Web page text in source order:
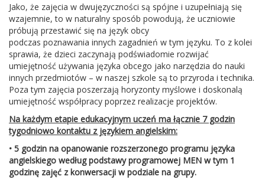
Jako, że zajęcia w dwujęzyczności są spójne i uzupełniają się
wzajemnie, to w naturalny sposób powodują, że uczniowie
próbują przestawić się na język obcy
podczas poznawania innych zagadnień w tym języku. To z kolei
sprawia, że dzieci zaczynają podświadomie rozwijać
umiejętność używania języka obcego jako narzędzia do nauki
innych przedmiotów – w naszej szkole są to przyroda i technika.
Poza tym zajęcia poszerzają horyzonty myślowe i doskonalą
umiejętność współpracy poprzez realizacje projektów.
Na każdym etapie edukacyjnym uczeń ma łącznie 7 godzin
tygodniowo kontaktu z językiem angielskim:
• 5 godzin na opanowanie rozszerzonego programu języka
angielskiego według podstawy programowej MEN w tym 1
godzinę zajęć z konwersacji w podziale na grupy.